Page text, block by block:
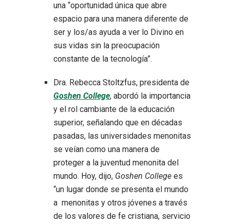
una “oportunidad única que abre
espacio para una manera diferente de
ser y los/as ayuda a ver lo Divino en
sus vidas sin la preocupación
constante de la tecnología”.
Dra. Rebecca Stoltzfus, presidenta de
Goshen College, abordó la importancia
y el rol cambiante de la educación
superior, señalando que en décadas
pasadas, las universidades menonitas
se veían como una manera de
proteger a la juventud menonita del
mundo. Hoy, dijo, Goshen College es
“un lugar donde se presenta el mundo
a menonitas y otros jóvenes a través
de los valores de fe cristiana, servicio